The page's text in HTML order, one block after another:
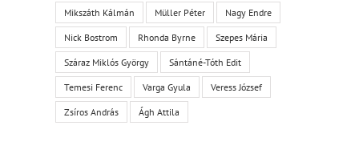
Mikszáth Kálmán Müller Péter Nagy Endre
Nick Bostrom Rhonda Byrne Szepes Mária
Száraz Miklós György Sántáné-Tóth Edit
Temesi Ferenc Varga Gyula Veress József
Zsíros András Ágh Attila